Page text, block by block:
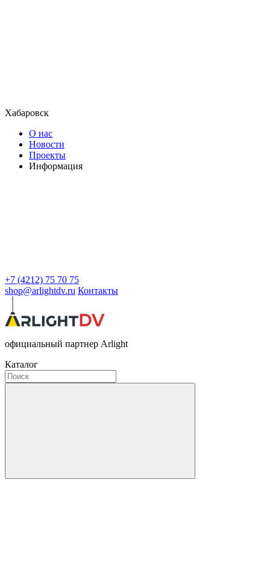
Хабаровск
О нас
Новости
Проекты
Информация
+7 (4212) 75 70 75
shop@arlightdv.ru Контакты
официальный партнер Arlight
Каталог